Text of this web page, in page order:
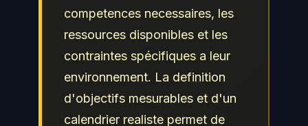
competences necessaires, les
ressources disponibles et les
contraintes spécifiques a leur
environnement. La definition
d'objectifs mesurables et d'un
calendrier realiste permet de